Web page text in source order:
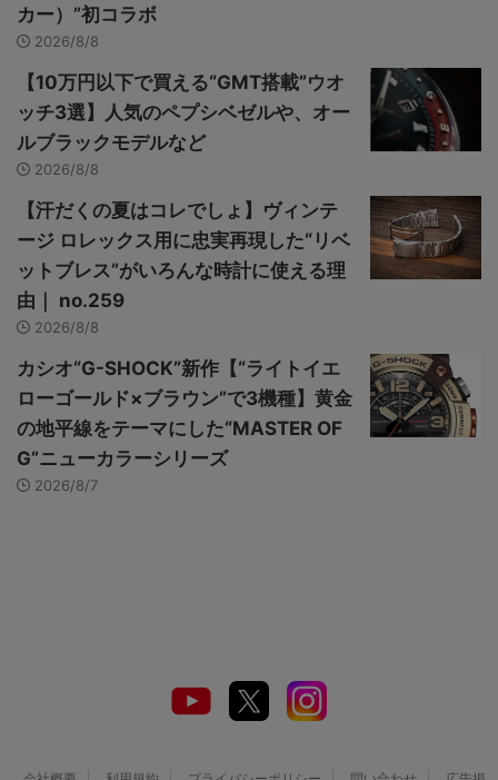
カー）”初コラボ
2026/8/8
【10万円以下で買える“GMT搭載”ウオ
ッチ3選】人気のペプシベゼルや、オー
ルブラックモデルなど
2026/8/8
【汗だくの夏はコレでしょ】ヴィンテ
ージ ロレックス用に忠実再現した“リベ
ットブレス”がいろんな時計に使える理
由｜ no.259
2026/8/8
カシオ“G-SHOCK”新作【“ライトイエ
ローゴールド×ブラウン”で3機種】黄金
の地平線をテーマにした“MASTER OF
G”ニューカラーシリーズ
2026/8/7